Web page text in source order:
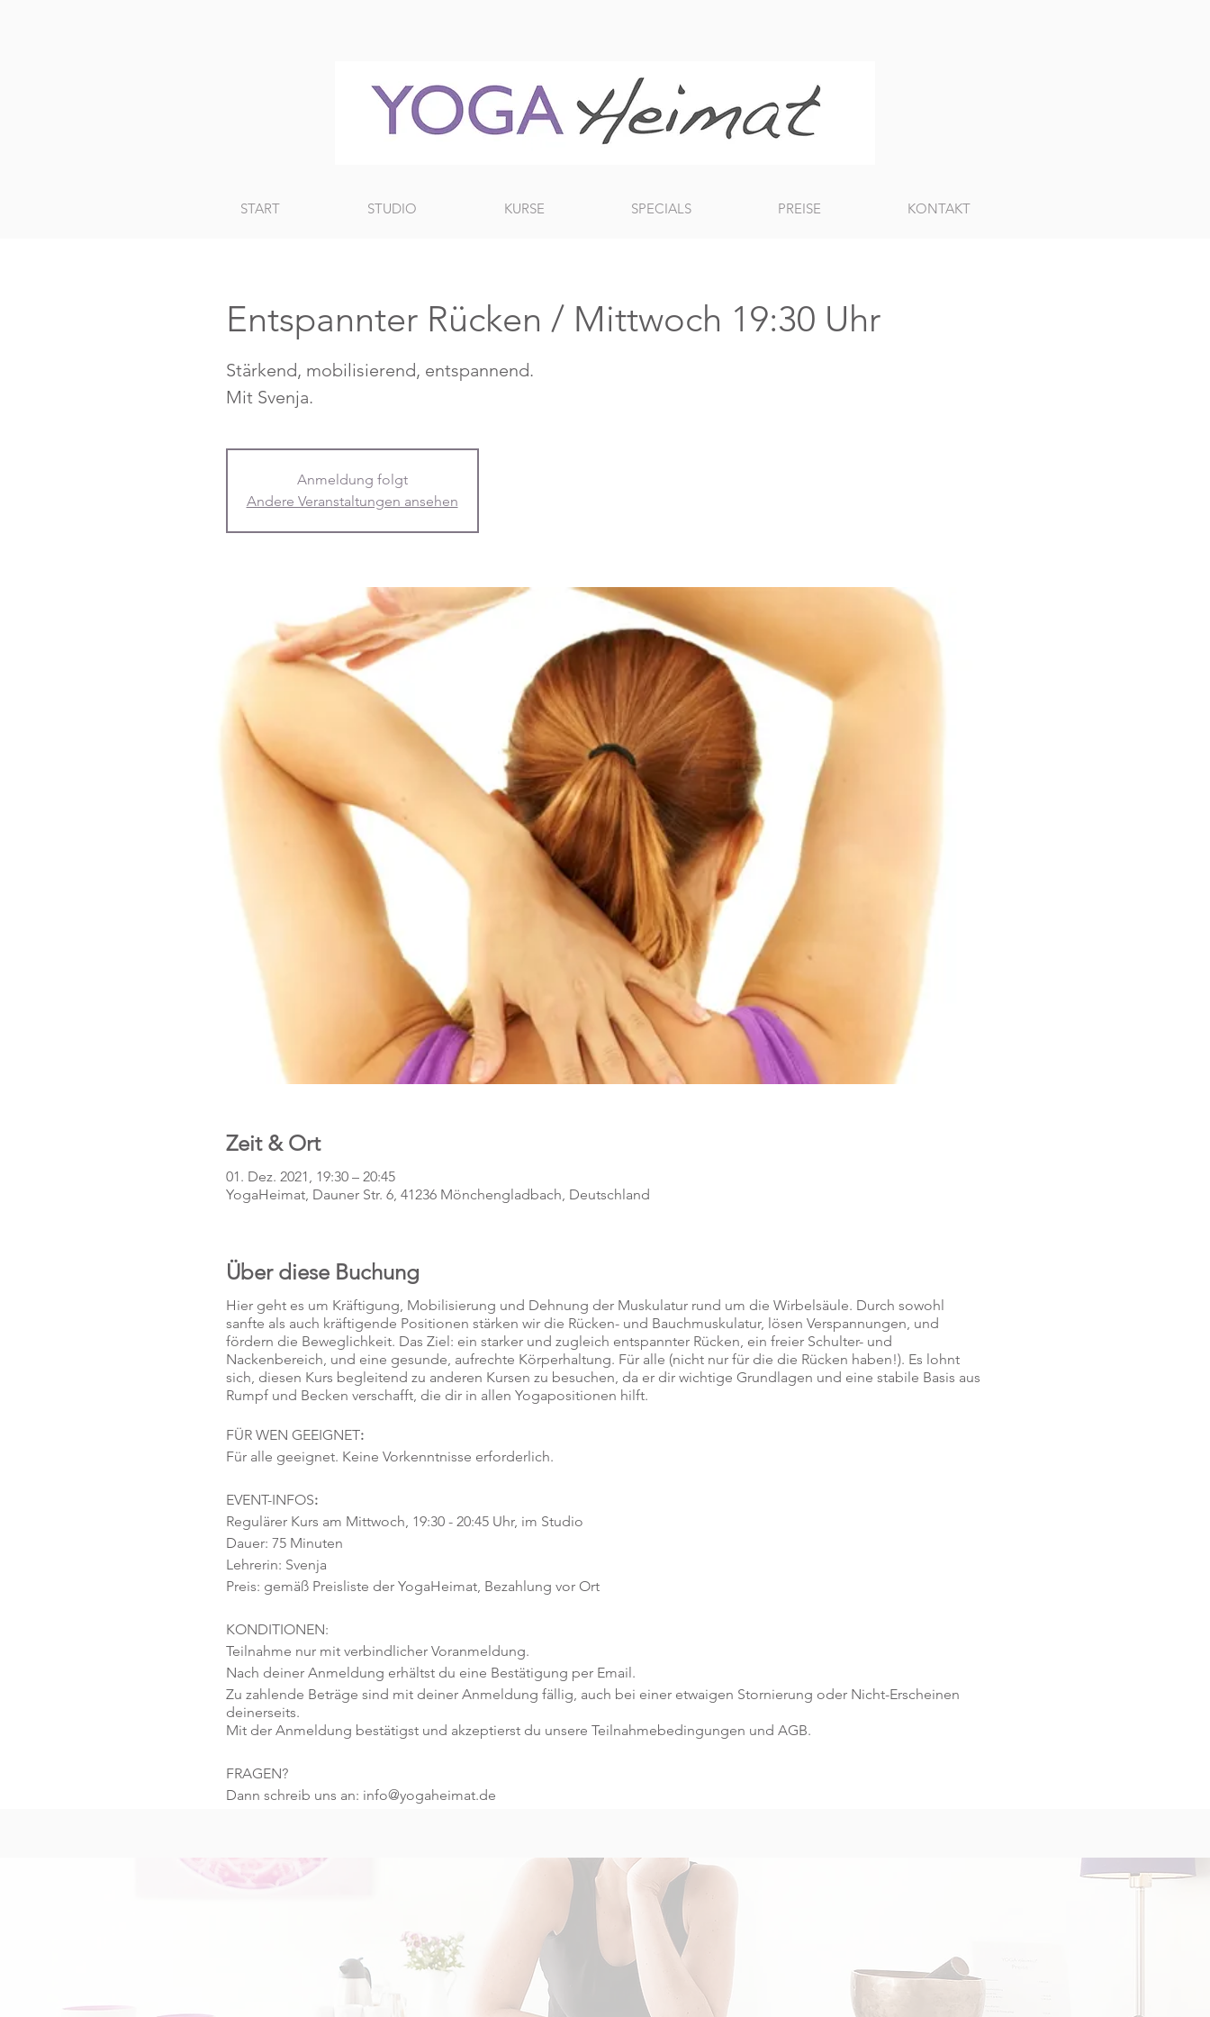
START STUDIO KURSE SPECIALS PREISE KONTAKT
Entspannter Rücken / Mittwoch 19:30 Uhr
Stärkend, mobilisierend, entspannend.
Mit Svenja.
Anmeldung folgt
Andere Veranstaltungen ansehen
Zeit & Ort
01. Dez. 2021, 19:30 – 20:45
YogaHeimat, Dauner Str. 6, 41236 Mönchengladbach, Deutschland
Über diese Buchung
Hier geht es um Kräftigung, Mobilisierung und Dehnung der Muskulatur rund um die Wirbelsäule. Durch sowohl
sanfte als auch kräftigende Positionen stärken wir die Rücken- und Bauchmuskulatur, lösen Verspannungen, und
fördern die Beweglichkeit. Das Ziel: ein starker und zugleich entspannter Rücken, ein freier Schulter- und
Nackenbereich, und eine gesunde, aufrechte Körperhaltung. Für alle (nicht nur für die die Rücken haben!). Es lohnt
sich, diesen Kurs begleitend zu anderen Kursen zu besuchen, da er dir wichtige Grundlagen und eine stabile Basis aus
Rumpf und Becken verschafft, die dir in allen Yogapositionen hilft.
FÜR WEN GEEIGNET:
Für alle geeignet. Keine Vorkenntnisse erforderlich.
EVENT-INFOS:
Regulärer Kurs am Mittwoch, 19:30 - 20:45 Uhr, im Studio
Dauer: 75 Minuten
Lehrerin: Svenja
Preis: gemäß Preisliste der YogaHeimat, Bezahlung vor Ort
KONDITIONEN:
Teilnahme nur mit verbindlicher Voranmeldung.
Nach deiner Anmeldung erhältst du eine Bestätigung per Email.
Zu zahlende Beträge sind mit deiner Anmeldung fällig, auch bei einer etwaigen Stornierung oder Nicht-Erscheinen
deinerseits.
Mit der Anmeldung bestätigst und akzeptierst du unsere Teilnahmebedingungen und AGB.
FRAGEN?
Dann schreib uns an: info@yogaheimat.de